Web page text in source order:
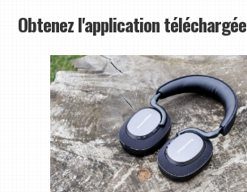
Obtenez l'application téléchargée